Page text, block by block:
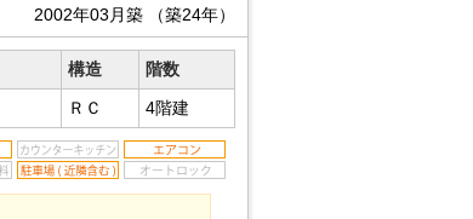
2002年03月築 （築24年）
構造
階数
ＲＣ 4階建